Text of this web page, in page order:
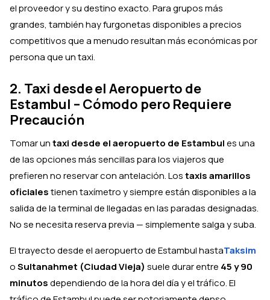
el proveedor y su destino exacto. Para grupos más
grandes, también hay furgonetas disponibles a precios
competitivos que a menudo resultan más económicas por
persona que un taxi.
2. Taxi desde el Aeropuerto de
Estambul – Cómodo pero Requiere
Precaución
Tomar untaxi desde el aeropuerto de Estambules una
de las opciones más sencillas para los viajeros que
prefieren no reservar con antelación. Lostaxis amarillos
oficialestienen taxímetro y siempre están disponibles a la
salida de la terminal de llegadas en las paradas designadas.
No se necesita reserva previa — simplemente salga y suba.
El trayecto desde el aeropuerto de Estambul hastaTaksim
oSultanahmet (Ciudad Vieja) suele durar entre 45 y 90
minutosdependiendo de la hora del día y el tráfico. El